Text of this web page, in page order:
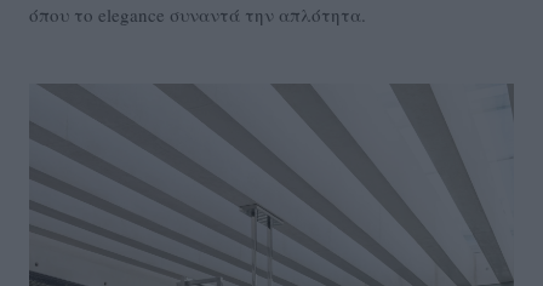
όπου το elegance συναντά την απλότητα.